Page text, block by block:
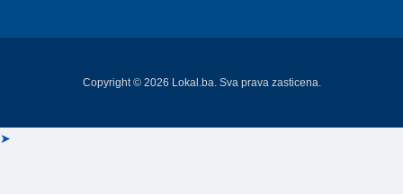
Copyright © 2026 Lokal.ba. Sva prava zasticena.
➤